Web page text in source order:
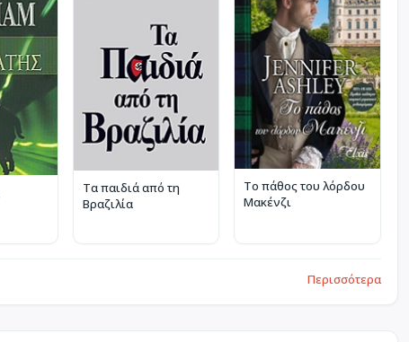
Τα παιδιά από τη
Βραζιλία
Το πάθος του λόρδου
Μακένζι
Περισσότερα